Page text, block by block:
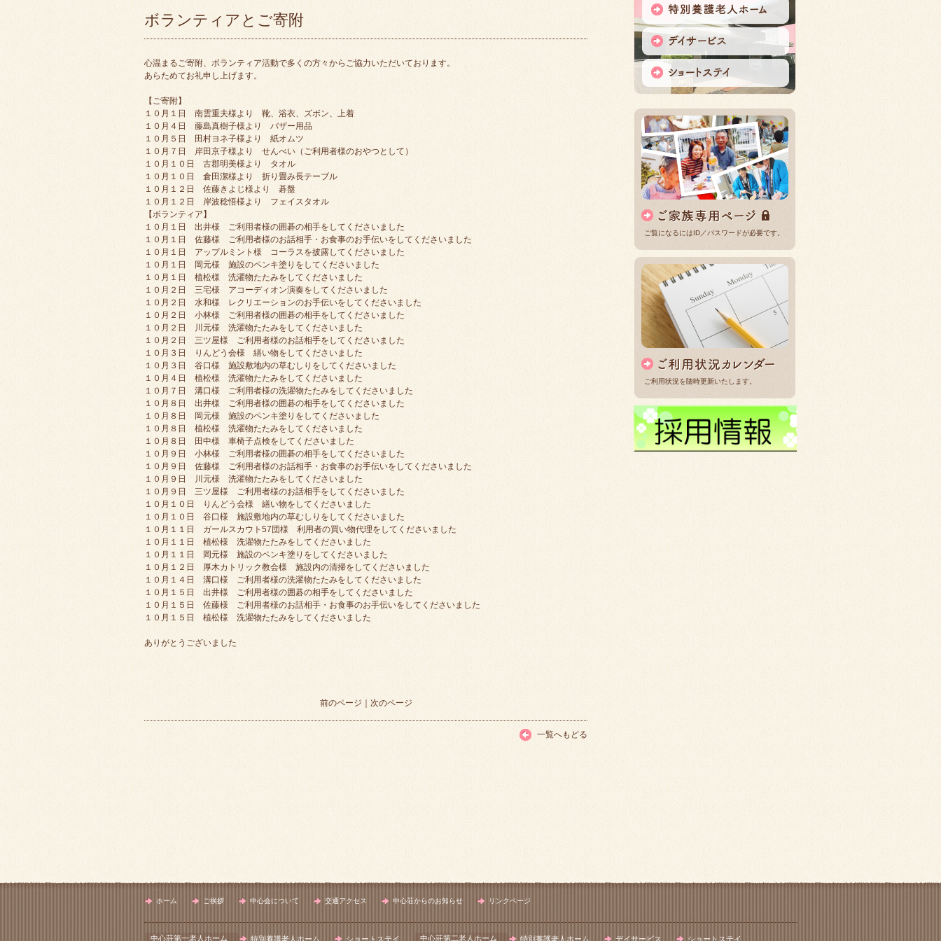
ボランティアとご寄附
心温まるご寄附、ボランティア活動で多くの方々からご協力いただいております。
あらためてお礼申し上げます。
【ご寄附】
１０月１日 南雲重夫様より 靴、浴衣、ズボン、上着
１０月４日 藤島真樹子様より バザー用品
１０月５日 田村ヨネ子様より 紙オムツ
１０月７日 岸田京子様より せんべい（ご利用者様のおやつとして）
１０月１０日 古郡明美様より タオル
１０月１０日 倉田潔様より 折り畳み長テーブル
１０月１２日 佐藤きよじ様より 碁盤
１０月１２日 岸波稔悟様より フェイスタオル
【ボランティア】
１０月１日 出井様 ご利用者様の囲碁の相手をしてくださいました
１０月１日 佐藤様 ご利用者様のお話相手・お食事のお手伝いをしてくださいました
１０月１日 アップルミント様 コーラスを披露してくださいました
１０月１日 岡元様 施設のペンキ塗りをしてくださいました
１０月１日 植松様 洗濯物たたみをしてくださいました
１０月２日 三宅様 アコーディオン演奏をしてくださいました
１０月２日 水和様 レクリエーションのお手伝いをしてくださいました
１０月２日 小林様 ご利用者様の囲碁の相手をしてくださいました
１０月２日 川元様 洗濯物たたみをしてくださいました
１０月２日 三ツ屋様 ご利用者様のお話相手をしてくださいました
１０月３日 りんどう会様 繕い物をしてくださいました
１０月３日 谷口様 施設敷地内の草むしりをしてくださいました
１０月４日 植松様 洗濯物たたみをしてくださいました
１０月７日 溝口様 ご利用者様の洗濯物たたみをしてくださいました
１０月８日 出井様 ご利用者様の囲碁の相手をしてくださいました
１０月８日 岡元様 施設のペンキ塗りをしてくださいました
１０月８日 植松様 洗濯物たたみをしてくださいました
１０月８日 田中様 車椅子点検をしてくださいました
１０月９日 小林様 ご利用者様の囲碁の相手をしてくださいました
１０月９日 佐藤様 ご利用者様のお話相手・お食事のお手伝いをしてくださいました
１０月９日 川元様 洗濯物たたみをしてくださいました
１０月９日 三ツ屋様 ご利用者様のお話相手をしてくださいました
１０月１０日 りんどう会様 繕い物をしてくださいました
１０月１０日 谷口様 施設敷地内の草むしりをしてくださいました
１０月１１日 ガールスカウト57団様 利用者の買い物代理をしてくださいました
１０月１１日 植松様 洗濯物たたみをしてくださいました
１０月１１日 岡元様 施設のペンキ塗りをしてくださいました
１０月１２日 厚木カトリック教会様 施設内の清掃をしてくださいました
１０月１４日 溝口様 ご利用者様の洗濯物たたみをしてくださいました
１０月１５日 出井様 ご利用者様の囲碁の相手をしてくださいました
１０月１５日 佐藤様 ご利用者様のお話相手・お食事のお手伝いをしてくださいました
１０月１５日 植松様 洗濯物たたみをしてくださいました
ありがとうございました
前のページ 次のページ
一覧へもどる
ご覧になるにはID／パスワードが必要です。
ご利用状況を随時更新いたします。
ホーム ご挨拶 中心会について 交通アクセス 中心荘からのお知らせ リンクページ
中心荘第一老人ホーム 特別養護老人ホーム ショートステイ 中心荘第二老人ホーム 特別養護老人ホーム デイサービス ショートステイ